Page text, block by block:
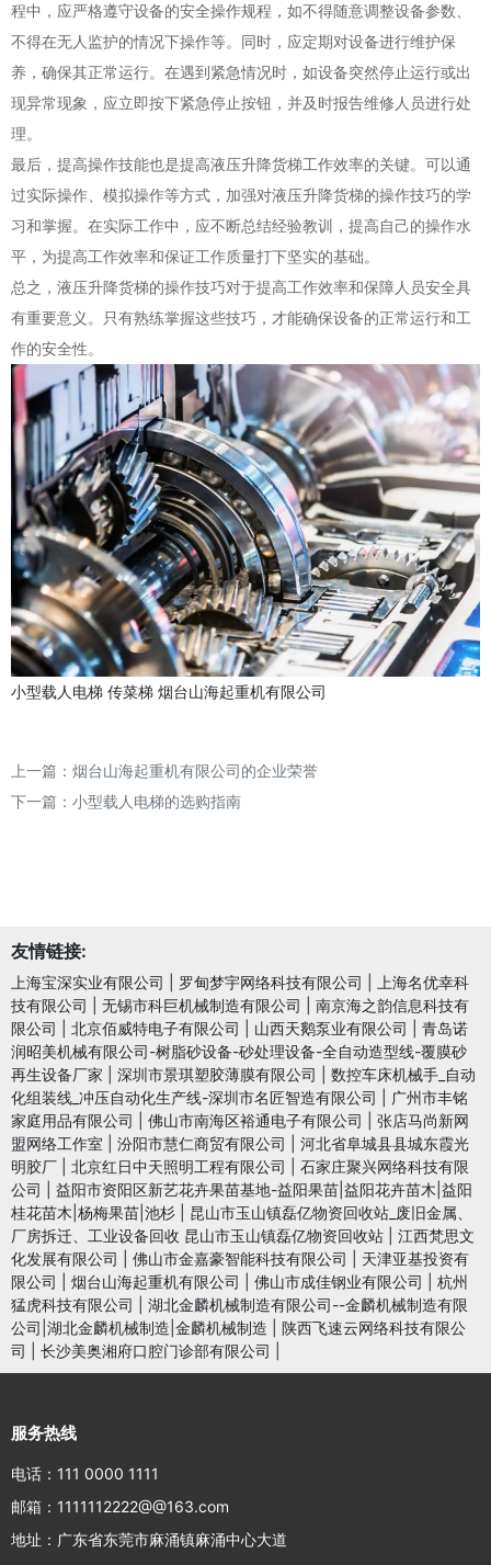
程中，应严格遵守设备的安全操作规程，如不得随意调整设备参数、
不得在无人监护的情况下操作等。同时，应定期对设备进行维护保
养，确保其正常运行。在遇到紧急情况时，如设备突然停止运行或出
现异常现象，应立即按下紧急停止按钮，并及时报告维修人员进行处
理。
最后，提高操作技能也是提高液压升降货梯工作效率的关键。可以通
过实际操作、模拟操作等方式，加强对液压升降货梯的操作技巧的学
习和掌握。在实际工作中，应不断总结经验教训，提高自己的操作水
平，为提高工作效率和保证工作质量打下坚实的基础。
总之，液压升降货梯的操作技巧对于提高工作效率和保障人员安全具
有重要意义。只有熟练掌握这些技巧，才能确保设备的正常运行和工
作的安全性。
小型载人电梯 传菜梯 烟台山海起重机有限公司
上一篇： 烟台山海起重机有限公司的企业荣誉
下一篇： 小型载人电梯的选购指南
友情链接:
上海宝深实业有限公司 罗甸梦宇网络科技有限公司
上海名优幸科
技有限公司
无锡市科巨机械制造有限公司
南京海之韵信息科技有
限公司
北京佰威特电子有限公司 山西天鹅泵业有限公司
青岛诺
润昭美机械有限公司-树脂砂设备-砂处理设备-全自动造型线-覆膜砂
再生设备厂家
深圳市景琪塑胶薄膜有限公司
数控车床机械手_自动
化组装线_冲压自动化生产线-深圳市名匠智造有限公司
广州市丰铭
家庭用品有限公司
佛山市南海区裕通电子有限公司
张店马尚新网
盟网络工作室
汾阳市慧仁商贸有限公司
河北省阜城县县城东霞光
明胶厂
北京红日中天照明工程有限公司
石家庄聚兴网络科技有限
公司
益阳市资阳区新艺花卉果苗基地-益阳果苗|益阳花卉苗木|益阳
桂花苗木|杨梅果苗|池杉
昆山市玉山镇磊亿物资回收站_废旧金属、
厂房拆迁、工业设备回收 昆山市玉山镇磊亿物资回收站
江西梵思文
化发展有限公司
佛山市金嘉豪智能科技有限公司
天津亚基投资有
限公司
烟台山海起重机有限公司 佛山市成佳钢业有限公司
杭州
猛虎科技有限公司
湖北金麟机械制造有限公司--金麟机械制造有限
公司|湖北金麟机械制造|金麟机械制造
陕西飞速云网络科技有限公
司
长沙美奥湘府口腔门诊部有限公司
服务热线
电话：111 0000 1111
邮箱：1111112222@@163.com
地址：广东省东莞市麻涌镇麻涌中心大道